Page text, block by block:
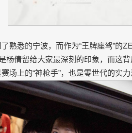
熟悉的宁波，而作为“王牌座驾”的
杨倩留给大家最深刻的印象，而这
场上的“神枪手”，也是零世代的实力